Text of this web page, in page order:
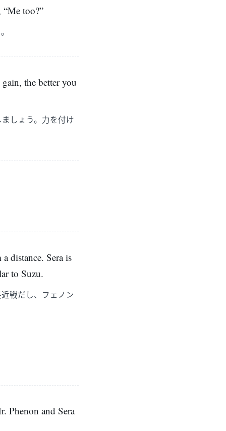
too?”
the better you
しょう。力を付け
distance. Sera is
to Suzu.
戦だし、フェノン
Phenon and Sera